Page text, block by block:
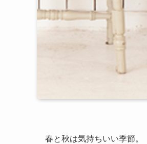
春と秋は気持ちいい季節。